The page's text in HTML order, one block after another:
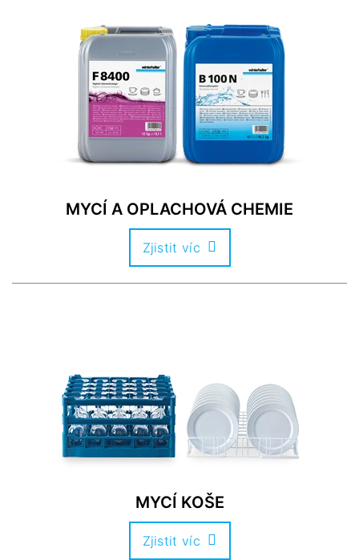
MYCÍ A OPLACHOVÁ CHEMIE
Zjistit víc
MYCÍ KOŠE
Zjistit víc